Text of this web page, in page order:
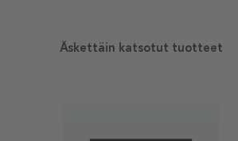
Äskettäin katsotut tuotteet